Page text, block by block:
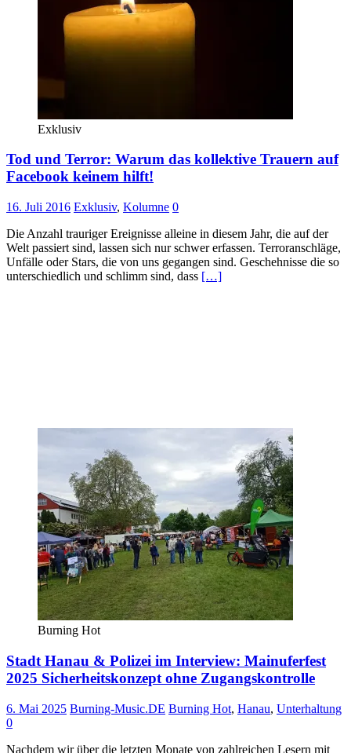
Exklusiv
Tod und Terror: Warum das kollektive Trauern auf
Facebook keinem hilft!
16. Juli 2016 Exklusiv, Kolumne 0
Die Anzahl trauriger Ereignisse alleine in diesem Jahr, die auf der
Welt passiert sind, lassen sich nur schwer erfassen. Terroranschläge,
Unfälle oder Stars, die von uns gegangen sind. Geschehnisse die so
unterschiedlich und schlimm sind, dass […]
Burning Hot
Stadt Hanau & Polizei im Interview: Mainuferfest
2025 Sicherheitskonzept ohne Zugangskontrolle
6. Mai 2025 Burning-Music.DE Burning Hot, Hanau, Unterhaltung
0
Nachdem wir über die letzten Monate von zahlreichen Lesern mit